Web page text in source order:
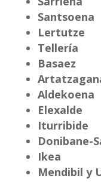
Santsoena
Lertutze
Tellería
Basaez
Aldekoena
Elexalde
Iturribide
Donibane-
Ikea
Mendibil y